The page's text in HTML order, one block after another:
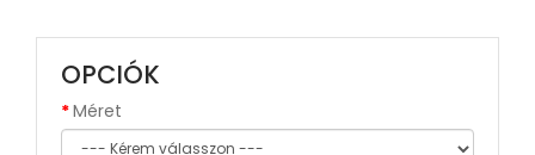
OPCIÓK
Méret